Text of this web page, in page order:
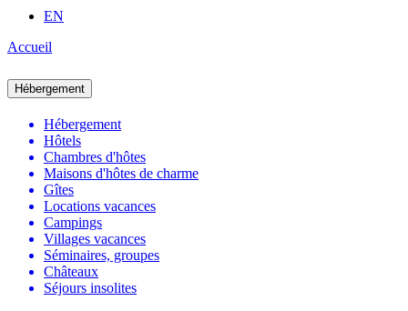
EN
Accueil
Hébergement
Hébergement
Hôtels
Chambres d'hôtes
Maisons d'hôtes de charme
Gîtes
Locations vacances
Campings
Villages vacances
Séminaires, groupes
Châteaux
Séjours insolites